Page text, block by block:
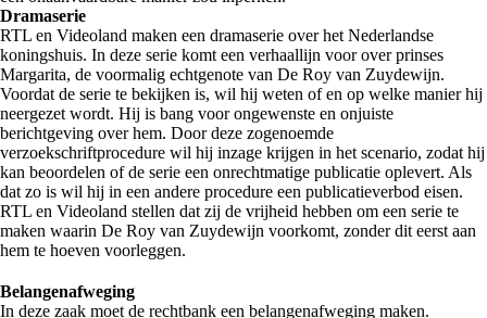
Dramaserie
RTL en Videoland maken een dramaserie over het Nederlandse
koningshuis. In deze serie komt een verhaallijn voor over prinses
Margarita, de voormalig echtgenote van De Roy van Zuydewijn.
Voordat de serie te bekijken is, wil hij weten of en op welke manier hij
neergezet wordt. Hij is bang voor ongewenste en onjuiste
berichtgeving over hem. Door deze zogenoemde
verzoekschriftprocedure wil hij inzage krijgen in het scenario, zodat hij
kan beoordelen of de serie een onrechtmatige publicatie oplevert. Als
dat zo is wil hij in een andere procedure een publicatieverbod eisen.
RTL en Videoland stellen dat zij de vrijheid hebben om een serie te
maken waarin De Roy van Zuydewijn voorkomt, zonder dit eerst aan
hem te hoeven voorleggen.
Belangenafweging
In deze zaak moet de rechtbank een belangenafweging maken.